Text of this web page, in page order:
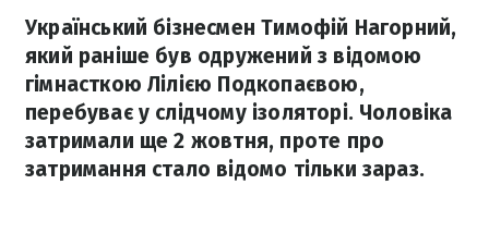
Український бізнесмен Тимофій Нагорний,
який раніше був одружений з відомою
гімнасткою Лілією Подкопаєвою,
перебуває у слідчому ізоляторі. Чоловіка
затримали ще 2 жовтня, проте про
затримання стало відомо тільки зараз.